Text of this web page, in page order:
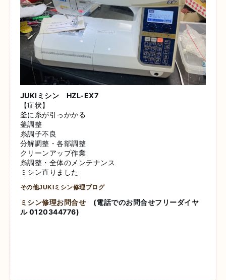
JUKIミシン HZL-EX7
【症状】
釜に糸が引っかかる
釜調整
糸調子不良
分解調整・各部調整
クリーンアップ作業
糸調整・全体のメンテナンス
ミシン直りました
その他JUKIミシン修理ブログ
ミシン修理お問合せ
(電話でのお問合せフリーダイヤ
ル 0120344776)